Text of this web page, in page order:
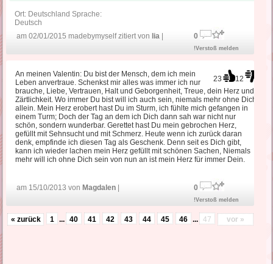
Ort: Deutschland Sprache:
Deutsch
am 02/01/2015 madebymyself zitiert von lia 0
!Verstoß melden
23 12
An meinen Valentin: Du bist der Mensch, dem ich mein
Leben anvertraue. Schenkst mir alles was immer ich nur
brauche, Liebe, Vertrauen, Halt und Geborgenheit, Treue, dein Herz und
Zärtlichkeit. Wo immer Du bist will ich auch sein, niemals mehr ohne Dich
allein. Mein Herz erobert hast Du im Sturm, ich fühlte mich gefangen in
einem Turm; Doch der Tag an dem ich Dich dann sah war nicht nur
schön, sondern wunderbar. Gerettet hast Du mein gebrochen Herz,
gefüllt mit Sehnsucht und mit Schmerz. Heute wenn ich zurück daran
denk, empfinde ich diesen Tag als Geschenk. Denn seit es Dich gibt,
kann ich wieder lachen mein Herz gefüllt mit schönen Sachen, Niemals
mehr will ich ohne Dich sein von nun an ist mein Herz für immer Dein.
am 15/10/2013 von Magdalen 0
!Verstoß melden
« zurück 1 ... 40 41 42 43 44 45 46 ... 47 vor »